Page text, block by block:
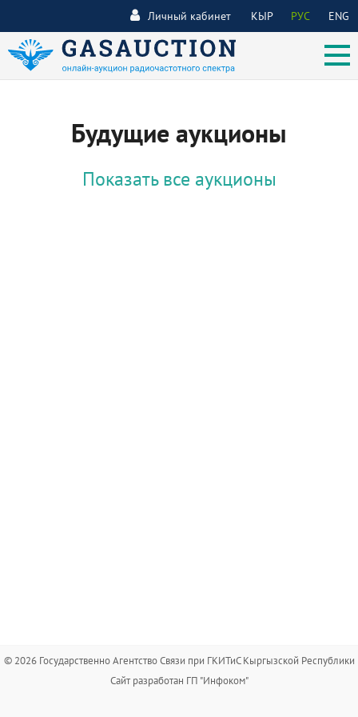
КЫР РУС ENG
Личный кабинет
Будущие аукционы
Показать все аукционы
© 2026 Государственно Агентство Связи при ГКИТиС Кыргызской Республики
Сайт разработан ГП "Инфоком"